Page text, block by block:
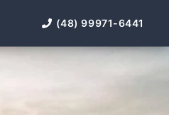
(48) 99971-6441